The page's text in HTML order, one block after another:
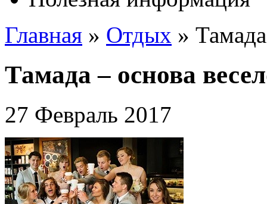
Главная » Отдых »
Тамада – основа
27 Февраль 2017